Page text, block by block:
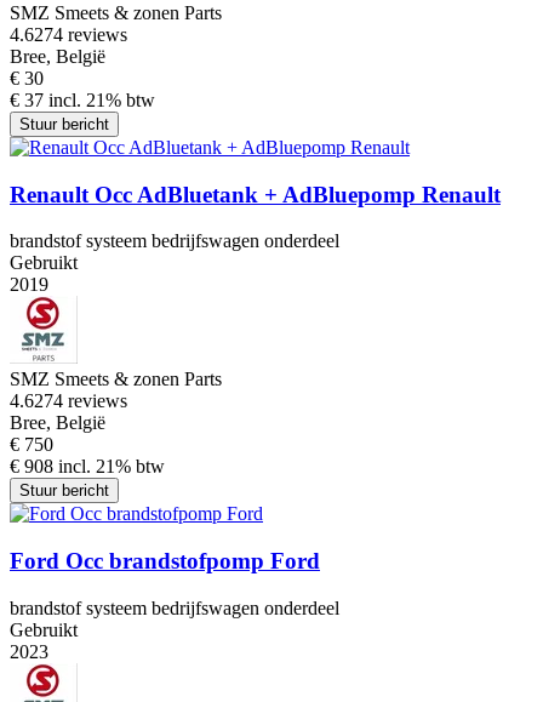
SMZ Smeets & zonen Parts
4.6274 reviews
Bree, België
€ 30
€ 37 incl. 21% btw
Stuur bericht
Renault Occ AdBluetank + AdBluepomp Renault
brandstof systeem bedrijfswagen onderdeel
Gebruikt
2019
SMZ Smeets & zonen Parts
4.6274 reviews
Bree, België
€ 750
€ 908 incl. 21% btw
Stuur bericht
Ford Occ brandstofpomp Ford
brandstof systeem bedrijfswagen onderdeel
Gebruikt
2023